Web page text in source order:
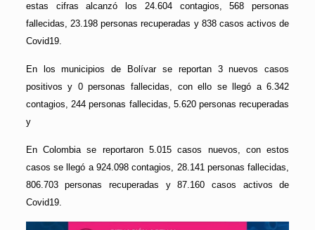
estas cifras alcanzó los 24.604 contagios, 568 personas
fallecidas, 23.198 personas recuperadas y 838 casos activos de
Covid19.
En los municipios de Bolívar se reportan 3 nuevos casos
positivos y 0 personas fallecidas, con ello se llegó a 6.342
contagios, 244 personas fallecidas, 5.620 personas recuperadas
y
En Colombia se reportaron 5.015 casos nuevos, con estos
casos se llegó a 924.098 contagios, 28.141 personas fallecidas,
806.703 personas recuperadas y 87.160 casos activos de
Covid19.